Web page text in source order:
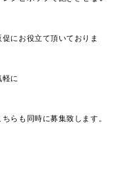
にお役立て頂いておりま
軽に
らも同時に募集致します。